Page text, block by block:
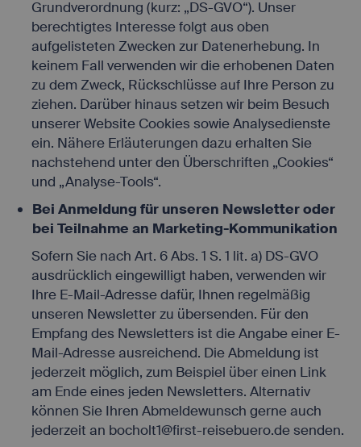
Grundverordnung (kurz: „DS-GVO“). Unser
berechtigtes Interesse folgt aus oben
aufgelisteten Zwecken zur Datenerhebung. In
keinem Fall verwenden wir die erhobenen Daten
zu dem Zweck, Rückschlüsse auf Ihre Person zu
ziehen. Darüber hinaus setzen wir beim Besuch
unserer Website Cookies sowie Analysedienste
ein. Nähere Erläuterungen dazu erhalten Sie
nachstehend unter den Überschriften „Cookies“
und „Analyse-Tools“.
Bei Anmeldung für unseren Newsletter oder
bei Teilnahme an Marketing-Kommunikation
Sofern Sie nach Art. 6 Abs. 1 S. 1 lit. a) DS-GVO
ausdrücklich eingewilligt haben, verwenden wir
Ihre E-Mail-Adresse dafür, Ihnen regelmäßig
unseren Newsletter zu übersenden. Für den
Empfang des Newsletters ist die Angabe einer E-
Mail-Adresse ausreichend. Die Abmeldung ist
jederzeit möglich, zum Beispiel über einen Link
am Ende eines jeden Newsletters. Alternativ
können Sie Ihren Abmeldewunsch gerne auch
jederzeit an bocholt1@first-reisebuero.de senden.
Id des
das die
aufgerufenen
Webseite
betreibt, es ist
notwendig.
e-consent first.easyweb.travel
Speichert die
aktuellen
Einstellungen
zur Cookie-
Steuerung und
Zuordnung der
aktuellen
innerhalb der
technischen
www.first-
reisebuero.de
Steuerung und
Zuordnung der
aktuellen
innerhalb der
technischen
Infrastruktur.
svr first.easyweb.travel
Dient der
Zuordnung der
technischen